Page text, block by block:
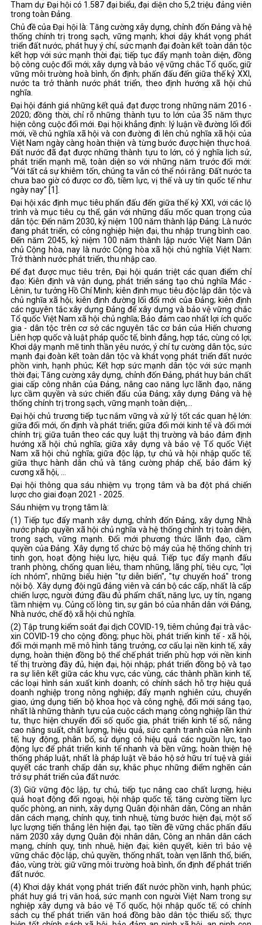
Tham dự Đại hội có 1.587 đại biểu, đại diện cho 5,2 triệu đảng viên
trong toàn Đảng.
Chủ đề của Đại hội là: Tăng cường xây dựng, chỉnh đốn Đảng và hệ
thống chính trị trong sạch, vững mạnh; khơi dậy khát vọng phát
triển đất nước, phát huy ý chí, sức mạnh đại đoàn kết toàn dân tộc
kết hợp với sức mạnh thời đại; tiếp tục đẩy mạnh toàn diện, đồng
bộ công cuộc đổi mới; xây dựng và bảo vệ vững chắc Tổ quốc, giữ
vững môi trường hoà bình, ổn định; phấn đấu đến giữa thế kỷ XXI,
nước ta trở thành nước phát triển, theo định hướng xã hội chủ
nghĩa.
Đại hội đánh giá những kết quả đạt được trong những năm 2016 -
2020; đồng thời, chỉ rõ những thành tựu to lớn của 35 năm thực
hiện công cuộc đổi mới. Đại hội khẳng định: lý luận về đường lối đổi
mới, về chủ nghĩa xã hội và con đường đi lên chủ nghĩa xã hội của
Việt Nam ngày càng hoàn thiện và từng bước được hiện thực hoá.
Đất nước đã đạt được những thành tựu to lớn, có ý nghĩa lịch sử,
phát triển mạnh mẽ, toàn diện so với những năm trước đổi mới:
“Với tất cả sự khiêm tốn, chúng ta vẫn có thể nói rằng: Đất nước ta
chưa bao giờ có được cơ đồ, tiềm lực, vị thế và uy tín quốc tế như
ngày nay” [1].
Đại hội xác định mục tiêu phấn đấu đến giữa thế kỷ XXI, với các lộ
trình và mục tiêu cụ thể, gắn với những dấu mốc quan trọng của
dân tộc: Đến năm 2030, kỷ niệm 100 năm thành lập Đảng: Là nước
đang phát triển, có công nghiệp hiện đại, thu nhập trung bình cao.
Đến năm 2045, kỷ niệm 100 năm thành lập nước Việt Nam Dân
chủ Cộng hòa, nay là nước Cộng hòa xã hội chủ nghĩa Việt Nam:
Trở thành nước phát triển, thu nhập cao.
Để đạt được mục tiêu trên, Đại hội quán triệt các quan điểm chỉ
đạo: Kiên định và vận dụng, phát triển sáng tạo chủ nghĩa Mác -
Lênin, tư tưởng Hồ Chí Minh; kiên định mục tiêu độc lập dân tộc và
chủ nghĩa xã hội; kiên định đường lối đổi mới của Đảng; kiên định
các nguyên tắc xây dựng Đảng để xây dựng và bảo vệ vững chắc
Tổ quốc Việt Nam xã hội chủ nghĩa; Bảo đảm cao nhất lợi ích quốc
gia - dân tộc trên cơ sở các nguyên tắc cơ bản của Hiến chương
Liên hợp quốc và luật pháp quốc tế, bình đẳng, hợp tác, cùng có lợi;
Khơi dậy mạnh mẽ tinh thần yêu nước, ý chí tự cường dân tộc, sức
mạnh đại đoàn kết toàn dân tộc và khát vọng phát triển đất nước
phồn vinh, hạnh phúc; Kết hợp sức mạnh dân tộc với sức mạnh
thời đại; Tăng cường xây dựng, chỉnh đốn Đảng, phát huy bản chất
giai cấp công nhân của Đảng, nâng cao năng lực lãnh đạo, năng
lực cầm quyền và sức chiến đấu của Đảng; xây dựng Đảng và hệ
thống chính trị trong sạch, vững mạnh toàn diện,…
Đại hội chủ trương tiếp tục nắm vững và xử lý tốt các quan hệ lớn:
giữa đổi mới, ổn định và phát triển; giữa đổi mới kinh tế và đổi mới
chính trị; giữa tuân theo các quy luật thị trường và bảo đảm định
hướng xã hội chủ nghĩa; giữa xây dựng và bảo vệ Tổ quốc Việt
Nam xã hội chủ nghĩa; giữa độc lập, tự chủ và hội nhập quốc tế;
giữa thực hành dân chủ và tăng cường pháp chế, bảo đảm kỷ
cương xã hội, …
Đại hội thông qua sáu nhiệm vụ trọng tâm và ba đột phá chiến
lược cho giai đoạn 2021 - 2025.
Sáu nhiệm vụ trọng tâm là:
(1) Tiếp tục đẩy mạnh xây dựng, chỉnh đốn Đảng, xây dựng Nhà
nước pháp quyền xã hội chủ nghĩa và hệ thống chính trị toàn diện,
trong sạch, vững mạnh. Đổi mới phương thức lãnh đạo, cầm
quyền của Đảng. Xây dựng tổ chức bộ máy của hệ thống chính trị
tinh gọn, hoạt động hiệu lực, hiệu quả. Tiếp tục đẩy mạnh đấu
tranh phòng, chống quan liêu, tham nhũng, lãng phí, tiêu cực, "lợi
ích nhóm", những biểu hiện "tự diễn biến", "tự chuyển hoá" trong
nội bộ. Xây dựng đội ngũ đảng viên và cán bộ các cấp, nhất là cấp
chiến lược, người đứng đầu đủ phẩm chất, năng lực, uy tín, ngang
tầm nhiệm vụ. Củng cố lòng tin, sự gắn bó của nhân dân với Đảng,
Nhà nước, chế độ xã hội chủ nghĩa.
(2) Tập trung kiểm soát đại dịch COVID-19, tiêm chủng đại trà vắc-
xin COVID-19 cho cộng đồng; phục hồi, phát triển kinh tế - xã hội,
đổi mới mạnh mẽ mô hình tăng trưởng, cơ cấu lại nền kinh tế, xây
dựng, hoàn thiện đồng bộ thể chế phát triển phù hợp với nền kinh
tế thị trường đầy đủ, hiện đại, hội nhập; phát triển đồng bộ và tạo
ra sự liên kết giữa các khu vực, các vùng, các thành phần kinh tế,
các loại hình sản xuất kinh doanh; có chính sách hỗ trợ hiệu quả
doanh nghiệp trong nông nghiệp; đẩy mạnh nghiên cứu, chuyển
giao, ứng dụng tiến bộ khoa học và công nghệ, đổi mới sáng tạo,
nhất là những thành tựu của cuộc cách mạng công nghiệp lần thứ
tư, thực hiện chuyển đổi số quốc gia, phát triển kinh tế số, nâng
cao năng suất, chất lượng, hiệu quả, sức cạnh tranh của nền kinh
tế; huy động, phân bổ, sử dụng có hiệu quả các nguồn lực, tạo
động lực để phát triển kinh tế nhanh và bền vững; hoàn thiện hệ
thống pháp luật, nhất là pháp luật về bảo hộ sở hữu trí tuệ và giải
quyết các tranh chấp dân sự, khắc phục những điểm nghẽn cản
trở sự phát triển của đất nước.
(3) Giữ vững độc lập, tự chủ, tiếp tục nâng cao chất lượng, hiệu
quả hoạt động đối ngoại, hội nhập quốc tế; tăng cường tiềm lực
quốc phòng, an ninh, xây dựng Quân đội nhân dân, Công an nhân
dân cách mạng, chính quy, tinh nhuệ, từng bước hiện đại, một số
lực lượng tiến thẳng lên hiện đại, tạo tiền đề vững chắc phấn đấu
năm 2030 xây dựng Quân đội nhân dân, Công an nhân dân cách
mạng, chính quy, tinh nhuệ, hiện đại; kiên quyết, kiên trì bảo vệ
vững chắc độc lập, chủ quyền, thống nhất, toàn vẹn lãnh thổ, biển,
đảo, vùng trời; giữ vững môi trường hoà bình, ổn định để phát triển
đất nước.
(4) Khơi dậy khát vọng phát triển đất nước phồn vinh, hạnh phúc;
phát huy giá trị văn hoá, sức mạnh con người Việt Nam trong sự
nghiệp xây dựng và bảo vệ Tổ quốc, hội nhập quốc tế; có chính
sách cụ thể phát triển văn hoá đồng bào dân tộc thiểu số; thực